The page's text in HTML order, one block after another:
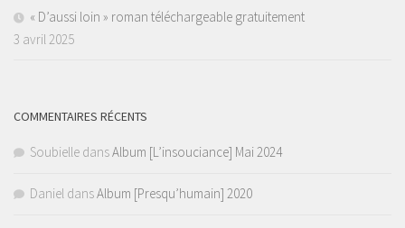
« D’aussi loin » roman téléchargeable gratuitement
3 avril 2025
COMMENTAIRES RÉCENTS
Soubielle dansAlbum [L’insouciance] Mai 2024
Daniel dansAlbum [Presqu’humain] 2020